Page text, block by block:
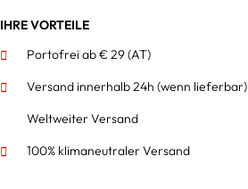
IHRE VORTEILE
Portofrei ab € 29 (AT)
Versand innerhalb 24h (wenn lieferbar)
Weltweiter Versand
100% klimaneutraler Versand